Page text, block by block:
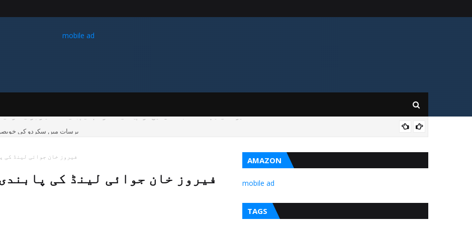
mobile ad
برسات میں سکردو کی
فیروز خان جوائی لینڈ کی
فیروز خان جوائی لینڈ کی
AMAZON
mobile ad
TAGS